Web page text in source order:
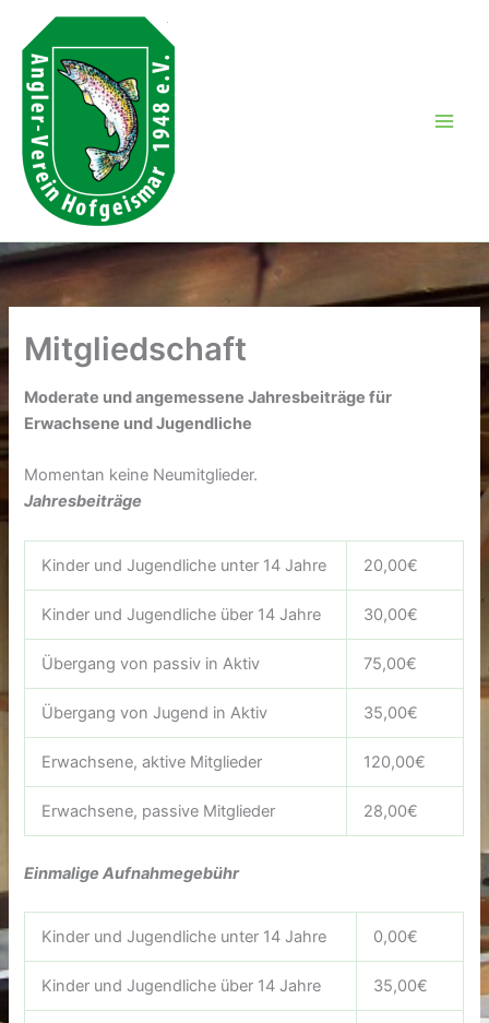
Inhalt
springen
Mitgliedschaft
Moderate und angemessene Jahresbeiträge für
Erwachsene und Jugendliche
Momentan keine Neumitglieder.
Jahresbeiträge
Kinder und Jugendliche unter 14 Jahre 20,00€
Kinder und Jugendliche über 14 Jahre 30,00€
Übergang von passiv in Aktiv 75,00€
Übergang von Jugend in Aktiv 35,00€
Erwachsene, aktive Mitglieder 120,00€
Erwachsene, passive Mitglieder 28,00€
Einmalige Aufnahmegebühr
Kinder und Jugendliche unter 14 Jahre 0,00€
Kinder und Jugendliche über 14 Jahre 35,00€